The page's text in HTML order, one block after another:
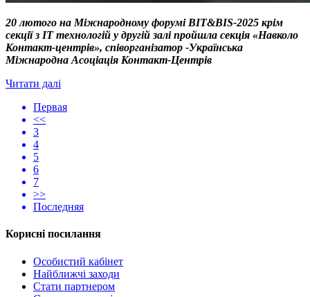
20 лютого на Міжнародному форумі BIT&BIS-2025 крім
секції з ІТ технологій у другій залі пройшла секція «Навколо
Контакт-центрів», співорганізатор -Українська
Міжнародна Асоціація Контакт-Центрів
Читати далі
Первая
<<
3
4
5
6
7
>>
Последняя
Корисні посилання
Особистий кабінет
Найближчі заходи
Стати партнером